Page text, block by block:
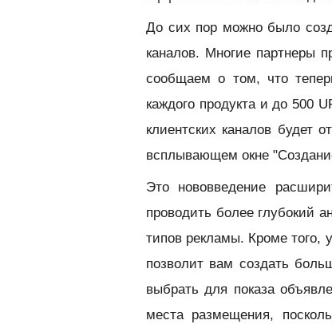
До сих пор можно было
каналов. Многие партнеры
сообщаем о том, что
каждого продуктаи до 500
клиентских каналов будет
всплывающем окне
Это нововведение
проводить более глубокий
типов рекламы. Кроме того,
позволит вам создать
выбрать для показа
места размещения,